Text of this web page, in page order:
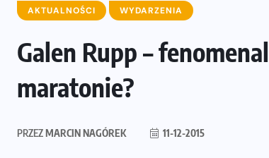
AKTUALNOŚCI WYDARZENIA
Galen Rupp –
maratonie?
PRZEZMARCIN NAGÓREK 11-12-2015